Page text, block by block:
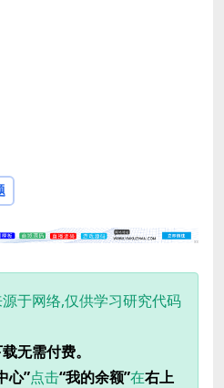
于网络,仅供学习研究代码
无需付费。
心”点击“我的余额”在右上